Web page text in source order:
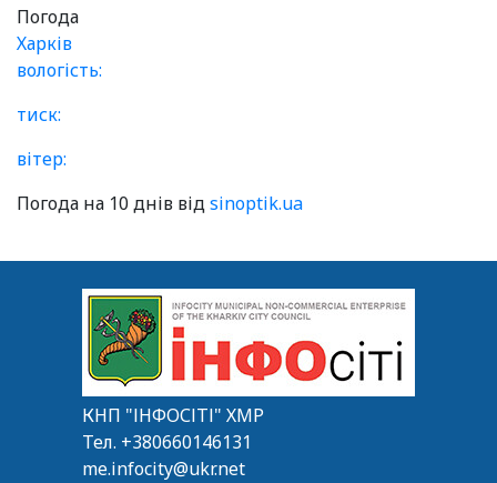
Погода
Харків
вологість:
тиск:
вітер:
Погода на 10 днів відsinoptik.ua
КНП "ІНФОСІТІ" ХМР
Тел. +380660146131
me.infocity@ukr.net